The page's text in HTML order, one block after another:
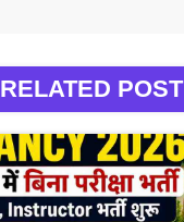
RELATED POST